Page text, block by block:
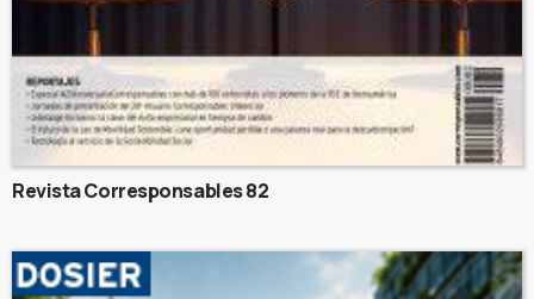
Revista Corresponsables 82